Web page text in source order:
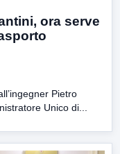
ora serve
Pietro
Unico di...